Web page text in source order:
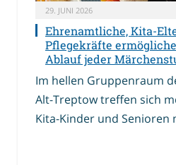
29. JUNI 2026
Ehrenamtliche, Kita-
Pflegekräfte
Ablauf jeder
Im hellen Gruppenraum
Alt-Treptow treffen sich
Kita-Kinder und Senioren